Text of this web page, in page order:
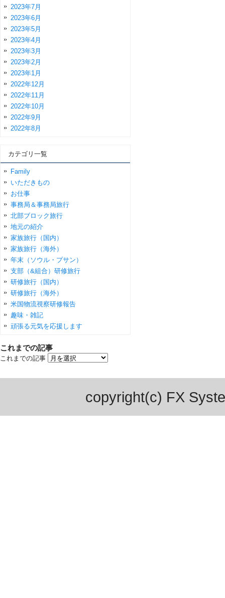
2023年7月
2023年6月
2023年5月
2023年4月
2023年3月
2023年2月
2023年1月
2022年12月
2022年11月
2022年10月
2022年9月
2022年8月
カテゴリ一覧
Family
いただきもの
お仕事
事務局＆事務局旅行
北部ブロック旅行
地元の紹介
家族旅行（国内）
家族旅行（海外）
年末（ソウル・プサン）
支部（&組合）研修旅行
研修旅行（国内）
研修旅行（海外）
米国物流視察研修報告
趣味・雑記
頑張る元気を応援します
これまでの記事
これまでの記事
copyright(c) FX